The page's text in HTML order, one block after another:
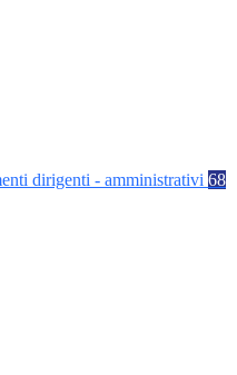
dirigenti - amministrativi 68